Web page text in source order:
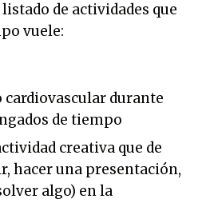
de actividades que
vuele:
cardiovascular durante
de tiempo
creativa que de
hacer una presentación,
algo) en la